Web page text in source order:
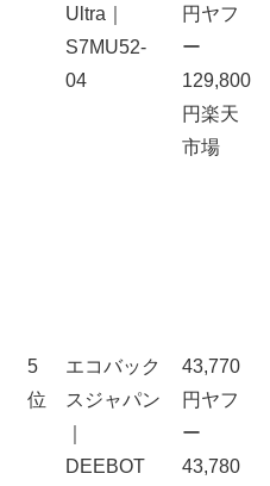
Ultra｜
S7MU52-
04
円ヤフ
ー
129,800
円楽天
市場
5
位
エコバック
スジャパン
DEEBOT
43,770
円ヤフ
ー
43,780